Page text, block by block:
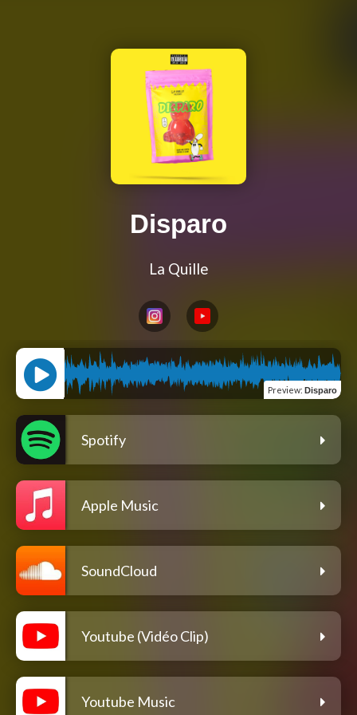
Disparo
La Quille
Preview: Disparo
Spotify
Apple Music
SoundCloud
Youtube (Vidéo Clip)
Youtube Music